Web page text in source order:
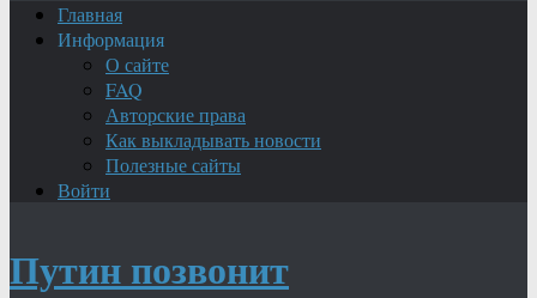
Главная
Информация
О сайте
FAQ
Авторские права
Как выкладывать новости
Полезные сайты
Войти
Путин позвонит